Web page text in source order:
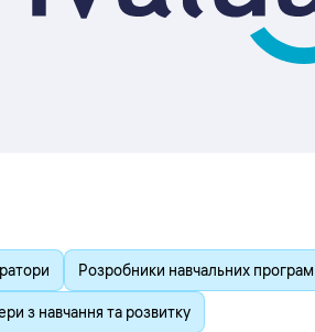
Розробники навчальних програм
з навчання та розвитку